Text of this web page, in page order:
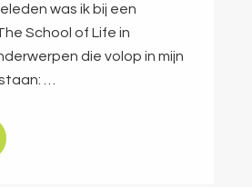
was ik bij een
School of Life in
die volop in mijn
…